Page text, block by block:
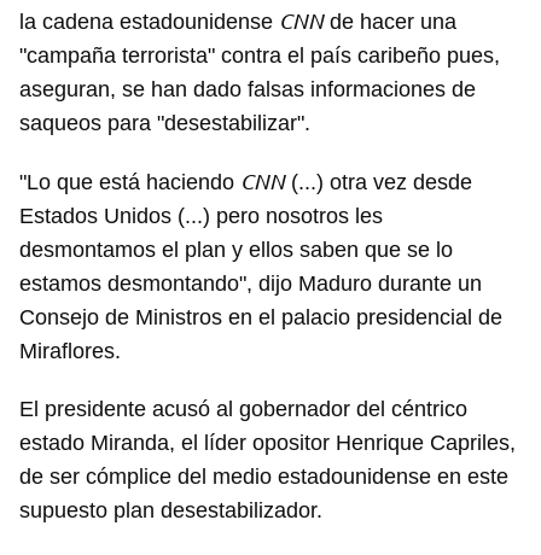
la cadena estadounidense CNNde hacer una
"campaña terrorista" contra el país caribeño pues,
aseguran, se han dado falsas informaciones de
saqueos para "desestabilizar".
"Lo que está haciendo CNN(...) otra vez desde
Estados Unidos (...) pero nosotros les
desmontamos el plan y ellos saben que se lo
estamos desmontando", dijo Maduro durante un
Consejo de Ministros en el palacio presidencial de
Miraflores.
El presidente acusó al gobernador del céntrico
estado Miranda, el líder opositor Henrique Capriles,
de ser cómplice del medio estadounidense en este
supuesto plan desestabilizador.